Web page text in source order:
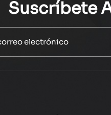
Suscríbete